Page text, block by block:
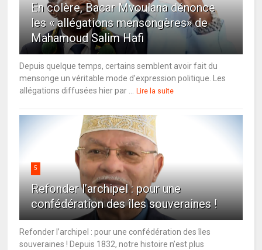
En colère, Bacar Mvoulana dénonce
les « allégations mensongères» de
Mahamoud Salim Hafi
Depuis quelque temps, certains semblent avoir fait du
mensonge un véritable mode d’expression politique. Les
allégations diffusées hier par ... Lire la suite
5
Refonder l’archipel : pour une
confédération des îles souveraines !
Refonder l’archipel : pour une confédération des îles
souveraines ! Depuis 1832, notre histoire n’est plus